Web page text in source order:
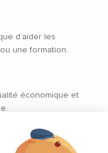
d’aider les
une formation.
économique et